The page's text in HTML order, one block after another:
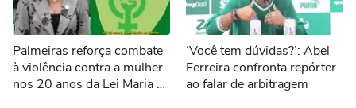
Palmeiras reforça combate
à violência contra a mulher
nos 20 anos da Lei Maria da
‘Você tem dúvidas?’: Abel
Ferreira confronta repórter
ao falar de arbitragem